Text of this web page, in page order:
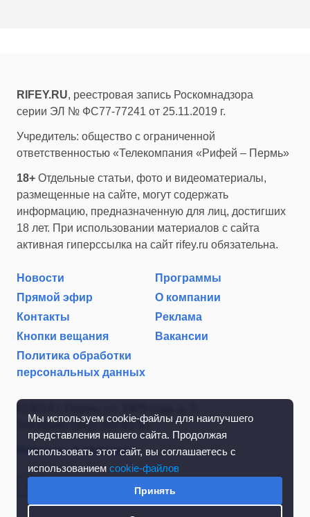
Мы используем cookie-файлы для наилучшего
представления нашего сайта. Продолжая
использовать этот сайт, вы соглашаетесь с
использованием cookie-файлов
Принять
RIFEY.RU, реестровая запись Роскомнадзора
серии ЭЛ № ФС77-77241 от 25.11.2019 г.
Учредитель: общество с ограниченной
ответственностью «Телекомпания «Рифей – Пермь»
18+ Отдельные статьи, фото и видеоматериалы,
размещенные на сайте, могут содержать
информацию, предназначенную для лиц, достигших
18 лет. При использовании материалов с сайта
активная гиперссылка на сайт rifey.ru обязательна.
Новости
Программы
Прямой эфир
О компании
Контакты
Реклама
Кнопки вещания
Вакансии
Политика обработки
персональных данных
Тел./факс: (342) 267-85-35
Написать в редакцию